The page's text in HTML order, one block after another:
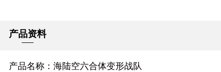
产品资料
产品名称：海陆空六合体变形战队